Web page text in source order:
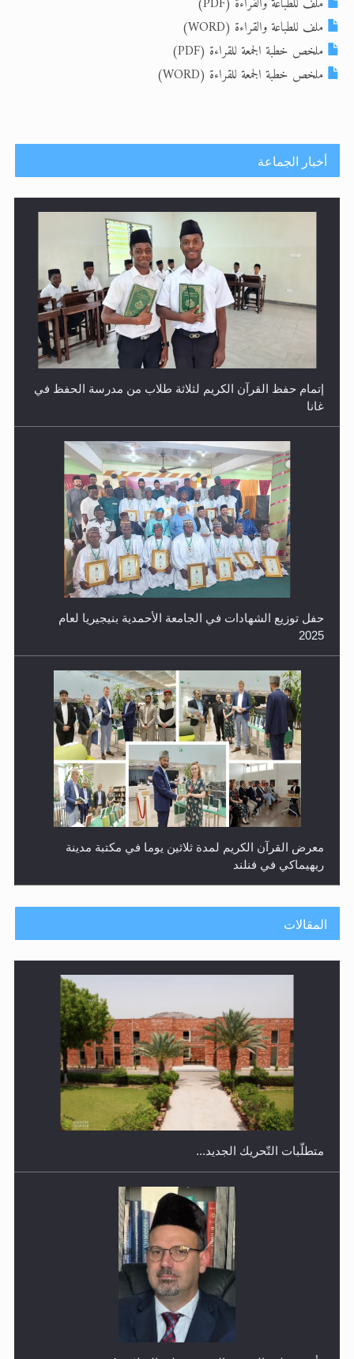
الحجّ.. دلالات، حِكم، وأهداف >> المزيد
اقرأ هذا المقال في أهمية عيد
ملف للطباعة والقراءة (WORD)
ملخص خطبة الجمعة للقراءة (PDF)
ملخص خطبة الجمعة للقراءة (WORD)
أخبار الجماعة
إتمام حفظ القرآن الكريم لثلاثة طلاب من مدرسة الحفظ في
حفل توزيع الشهادات في الجامعة الأحمدية بنيجيريا لعام
معرض القرآن الكريم لمدة ثلاثين يوما في مكتبة مدينة
ريهيماكي في فنلند
ندوة حول نظام الوصية في الجماعة الأحمدية في شيتاغونغ –
بنغلاديش
اليوم الوطني الرياضي لمجلس أنصار الله في هولندا
المقالات
متطلَّبات التّحريك الجديد...
رأيٌ في لغة المسيح الموعود عليه السلام.. 4...